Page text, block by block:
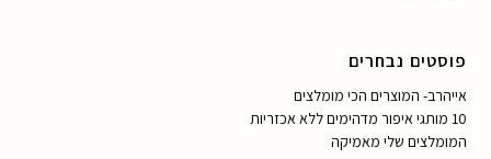
פוסטים נבחרים
אייהרב- המוצרים הכי מומלצים
10 מותגי איפור מדהימים ללא אכזריות
המומלצים שלי מאמיקה